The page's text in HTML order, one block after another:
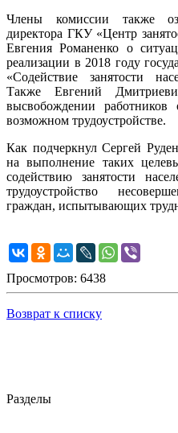
Члены комиссии также
директора ГКУ «Центр
Евгения Романенко о
реализации в 2018 году
«Содействие занятости
Также Евгений
высвобождении
возможном трудоустройстве.
Как подчеркнул Сергей
на выполнение таких
содействию занятости
трудоустройство
граждан, испытывающих
Просмотров: 6438
Возврат к списку
Разделы